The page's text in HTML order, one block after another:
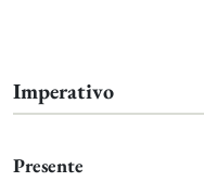
Imperativo
Presente